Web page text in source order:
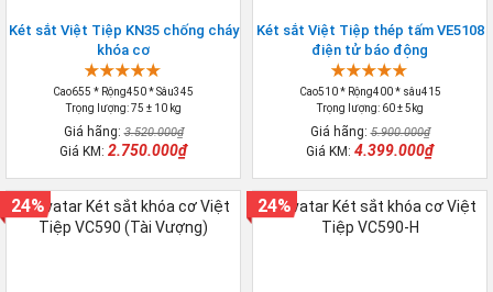
Két sắt Việt Tiệp KN35 chống cháy
khóa cơ
Cao655 * Rộng450 * Sâu345
Trọng lượng: 75 ± 10 kg
Giá hãng:3.520.000₫
Giá KM: 2.750.000₫
Két sắt Việt Tiệp thép tấm VE5108
điện tử báo động
Cao510 * Rộng400 * sâu415
Trọng lượng: 60 ± 5kg
Giá hãng:5.900.000₫
Giá KM: 4.399.000₫
24% 24%